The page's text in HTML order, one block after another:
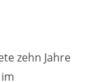
zehn Jahre